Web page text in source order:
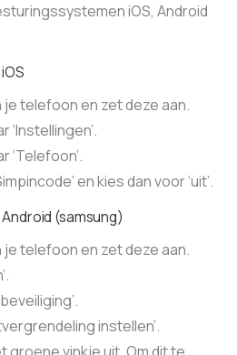
iOS, Android
je telefoon en zet deze aan.
‘Instellingen’.
‘Telefoon’.
en kies dan voor ‘uit’.
(samsung)
je telefoon en zet deze aan.
instellen’.